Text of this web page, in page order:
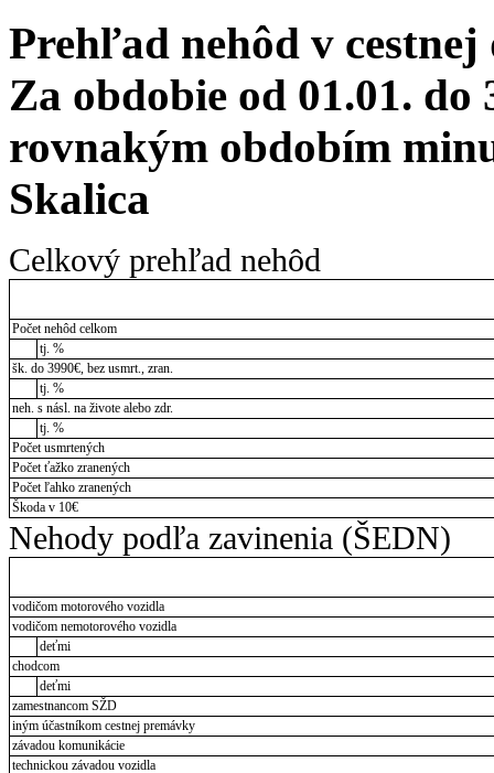
Prehľad nehôd v cestnej
Za obdobie od 01.01. do
rovnakým obdobím
Skalica
Celkový prehľad nehôd
Počet nehôd celkom
tj. %
šk. do 3990€, bez usmrt., zran.
tj. %
neh. s násl. na živote alebo zdr.
tj. %
Počet usmrtených
Počet ťažko zranených
Počet ľahko zranených
Škoda v 10€
Nehody podľa zavinenia (ŠEDN)
vodičom motorového vozidla
vodičom nemotorového vozidla
deťmi
chodcom
deťmi
zamestnancom SŽD
iným účastníkom cestnej premávky
závadou komunikácie
technickou závadou vozidla